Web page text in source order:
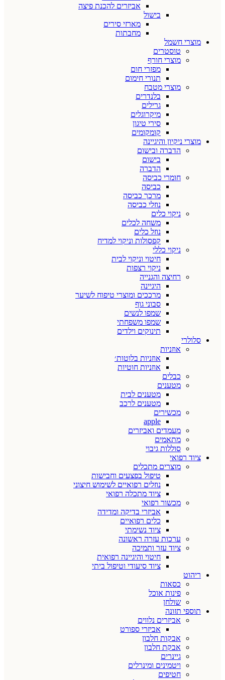
אביזרים להכנת פיצה
בישול
מארזי סירים
מחבתות
מוצרי חשמל
טוסטרים
מוצרי חורף
מפזרי חום
תנורי חימום
מוצרי מטבח
בלנדרים
גרילים
מיקרוגלים
סירי טיגון
קומקומים
מוצרי ניקיון והיגיינה
הדברה ובישום
בישום
הדברה
חומרי כביסה
כביסה
מרכך כביסה
נוזלי כביסה
ניקוי כלים
משחה לכלים
נוזל כלים
קפסולות וניקוי למדיח
ניקוי כללי
חיטוי וניקוי לבית
ניקוי רצפות
רחיצה והגנייה
היגיינה
מרככים ומוצרי טיפוח לשיער
סבוני גוף
שמפו לנשים
שמפו משפחתי
תינוקים וילדים
סלולרי
אוזניות
אוזניות בלוטות׳
אוזניות חוטיות
כבלים
מטענים
מטענים לבית
מטענים לרכב
מכשירים
apple
מעמדים ואביזרים
מתאמים
סוללות גיבוי
ציוד רפואי
מוצרים מתכלים
טיפול בפצעים וחבישות
נוזלים רפואיים לשימוש חיצוני
ציוד מתכלה רפואי
מכשור רפואי
אביזרי בדיקה ומדידה
כלים רפואיים
ציוד נשימתי
ערכות עזרה ראשונה
ציוד עזר ותמיכה
חיטוי והיגיינה רפואית
ציוד סיעודי וטיפול ביתי
ריהוט
כסאות
פינות אוכל
שולחן
תוספי תזונה
אביזרים נלווים
אביזרי ספורט
אבקות חלבון
אבקת חלבון
גיינרים
ויטמינים ומינרלים
חטיפים